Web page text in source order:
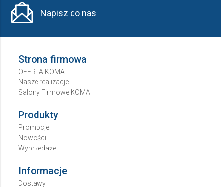
Napisz do nas
Strona firmowa
OFERTA KOMA
Nasze realizacje
Salony Firmowe KOMA
Produkty
Promocje
Nowości
Wyprzedaże
Informacje
Dostawy